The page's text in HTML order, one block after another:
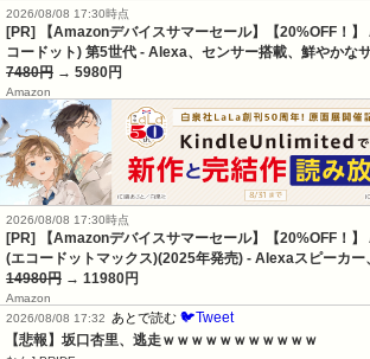
2026/08/08 17:30時点
[PR] 【Amazonデバイスサマーセール】【20%OFF！
コードット) 第5世代 - Alexa、センサー搭載、鮮やかな
7480円 → 5980円
Amazon
2026/08/08 17:30時点
[PR] 【Amazonデバイスサマーセール】【20%OFF！
(エコードットマックス)(2025年発売) - Alexaスピーカ
14980円 → 11980円
Amazon
2026/08/08 17:32
あとで読む 🐦Tweet
【悲報】坂口杏里、逃走ｗｗｗｗｗｗｗｗｗｗｗ